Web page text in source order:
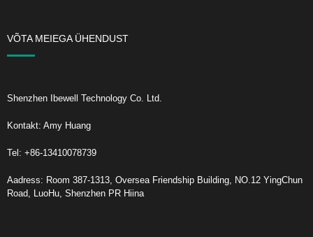
VÕTA MEIEGA ÜHENDUST
Shenzhen Ibewell Technology Co. Ltd.
Kontakt: Amy Huang
Tel: +86-13410078739
Aadress: Room 387-1313, Oversea Friendship Building, NO.12 YingChun
Road, LuoHu, Shenzhen PR Hiina